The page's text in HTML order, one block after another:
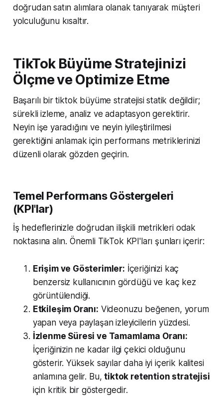
doğrudan satın alımlara olanak tanıyarak müşteri
yolculuğunu kısaltır.
TikTok Büyüme Stratejinizi
Ölçme ve Optimize Etme
Başarılı bir tiktok büyüme stratejisi statik değildir;
sürekli izleme, analiz ve adaptasyon gerektirir.
Neyin işe yaradığını ve neyin iyileştirilmesi
gerektiğini anlamak için performans metriklerinizi
düzenli olarak gözden geçirin.
Temel Performans Göstergeleri
(KPI'lar)
İş hedeflerinizle doğrudan ilişkili metrikleri odak
noktasına alın. Önemli TikTok KPI'ları şunları içerir:
Erişim ve Gösterimler: İçeriğinizi kaç
benzersiz kullanıcının gördüğü ve kaç kez
görüntülendiği.
Etkileşim Oranı: Videonuzu beğenen, yorum
yapan veya paylaşan izleyicilerin yüzdesi.
İzlenme Süresi ve Tamamlama Oranı:
İçeriğinizin ne kadar ilgi çekici olduğunu
gösterir. Yüksek sayılar daha iyi içerik kalitesi
anlamına gelir. Bu,tiktok retention stratejisi
için kritik bir göstergedir.